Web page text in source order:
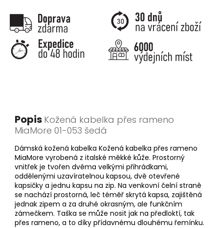
Popis Kožená kabelka přes rameno
MiaMore 01-053 šedá
Dámská kožená kabelka Kožená kabelka přes rameno
MiaMore vyrobená z italské měkké kůže. Prostorný
vnitřek je tvořen dvěma velkými přihrádkami,
oddělenými uzavíratelnou kapsou, dvě otevřené
kapsičky a jednu kapsu na zip. Na venkovní čelní straně
se nachází prostorná, leč téměř skrytá kapsa, zajištěná
jednak zipem a za druhé okrasným, ale funkčním
zámečkem. Taška se může nosit jak na předloktí, tak
přes rameno, a to díky přídavnému dlouhému řemínku.